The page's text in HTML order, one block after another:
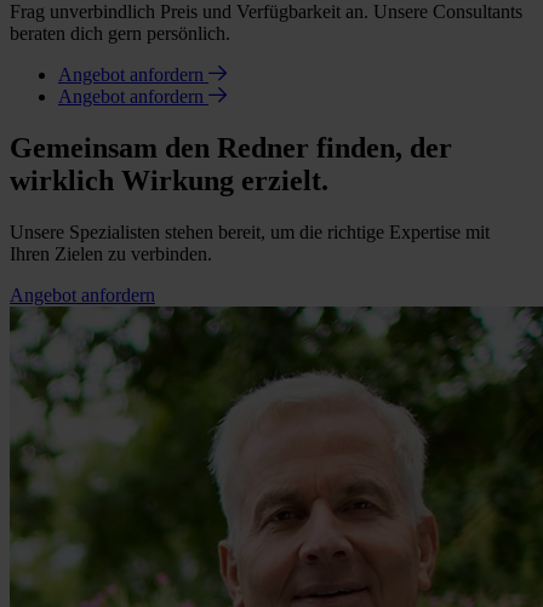
Frag unverbindlich Preis und Verfügbarkeit an. Unsere Consultants
beraten dich gern persönlich.
Angebot anfordern
Angebot anfordern
Gemeinsam den Redner finden, der
wirklich Wirkung erzielt.
Unsere Spezialisten stehen bereit, um die richtige Expertise mit
Ihren Zielen zu verbinden.
Angebot anfordern